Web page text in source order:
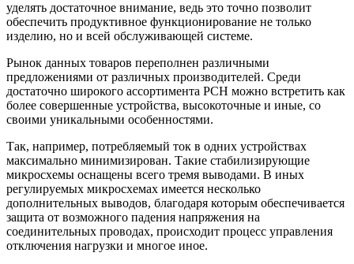
уделять достаточное внимание, ведь это точно позволит
обеспечить продуктивное функционирование не только
изделию, но и всей обслуживающей системе.
Рынок данных товаров переполнен различными
предложениями от различных производителей. Среди
достаточно широкого ассортимента РСН можно встретить как
более совершенные устройства, высокоточные и иные, со
своими уникальными особенностями.
Так, например, потребляемый ток в одних устройствах
максимально минимизирован. Такие стабилизирующие
микросхемы оснащены всего тремя выводами. В иных
регулируемых микросхемах имеется несколько
дополнительных выводов, благодаря которым обеспечивается
защита от возможного падения напряжения на
соединительных проводах, происходит процесс управления
отключения нагрузки и многое иное.